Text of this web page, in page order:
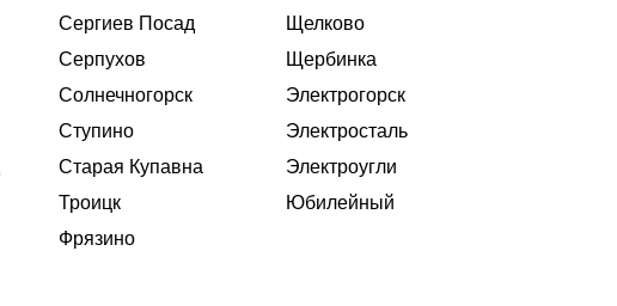
Сергиев Посад
Серпухов
Солнечногорск
Ступино
Старая Купавна
Троицк
Фрязино
Щелково
Щербинка
Электрогорск
Электросталь
Электроугли
Юбилейный